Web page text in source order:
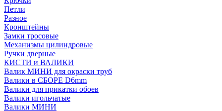
Петли
Разное
Кронштейны
Замки тросовые
Механизмы цилиндровые
Ручки дверные
КИСТИ и ВАЛИКИ
Валик МИНИ для окраски труб
Валики в СБОРЕ D6mm
Валики для прикатки обоев
Валики игольчатые
Валики МИНИ